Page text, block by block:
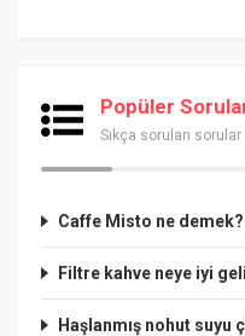
Popüler
Sıkça sorulan sorular
Caffe Misto ne demek?
Filtre kahve neye iyi
Haşlanmış nohut